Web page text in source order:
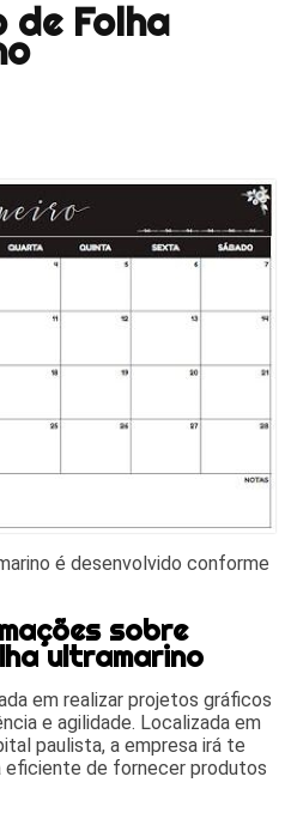
de Folha
é desenvolvido conforme
sobre
ultramarino
em realizar projetos gráficos
e agilidade. Localizada em
paulista, a empresa irá te
eficiente de fornecer produtos